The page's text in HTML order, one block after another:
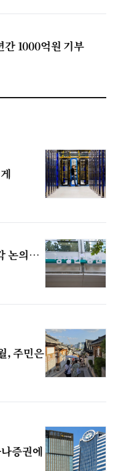
간 1000억원 기부
논의…
, 주민은
증권에